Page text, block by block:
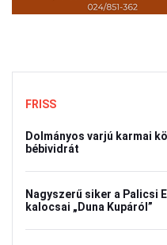
FRISS
Dolmányos varjú karmai
bébividrát
Nagyszerű siker a Palicsi
kalocsai „Duna Kupáról”